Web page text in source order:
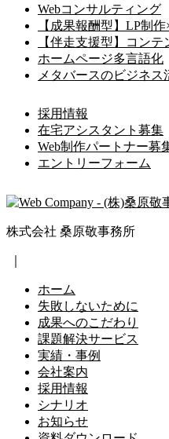
Webコンサルティング
【成果報酬型】LP制
【伴走支援型】コンテ
ホームページ多言語化
メタバースのビジネス
採用情報
在宅アシスタント募集
Web制作パートナー募
エントリーフォーム
株式会社 桑原敬事務所
ホーム
失敗しないために
成果へのこだわり
課題解決サービス
実績・事例
会社案内
採用情報
シナリオ
お知らせ